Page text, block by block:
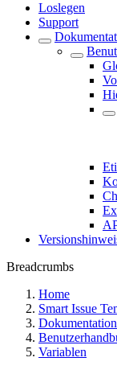
Loslegen
Support
Breadcrumbs
Home
Smart Issue
Dokumentation
Variablen